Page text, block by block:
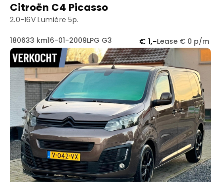
Citroën C4 Picasso
2.0-16V Lumière 5p.
180633 km16-01-2009LPG G3 € 1,-Lease € 0 p/m